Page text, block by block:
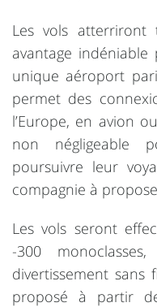
Les vols atterriront
avantage indéniable
unique aéroport
permet des
l’Europe, en avion
non négligeable
poursuivre leur
compagnie à
Les vols seront
-300
divertissement sans
proposé à partir